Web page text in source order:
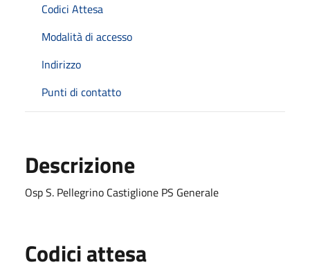
Codici Attesa
Modalità di accesso
Indirizzo
Punti di contatto
Descrizione
Osp S. Pellegrino Castiglione PS Generale
Codici attesa